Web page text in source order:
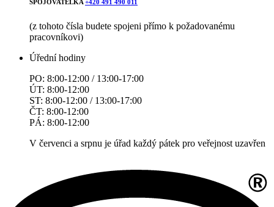
SPOJOVATELKA +420 491 490 011
(z tohoto čísla budete spojeni přímo k požadovanému
pracovníkovi)
Úřední hodiny
PO: 8:00-12:00 / 13:00-17:00
ÚT: 8:00-12:00
ST: 8:00-12:00 / 13:00-17:00
ČT: 8:00-12:00
PÁ: 8:00-12:00
V červenci a srpnu je úřad každý pátek pro veřejnost uzavřen